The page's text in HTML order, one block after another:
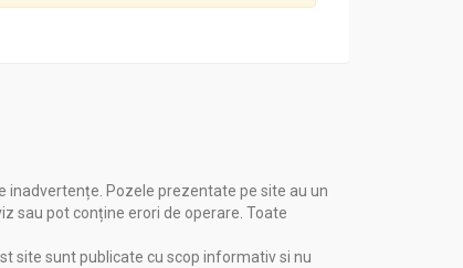
Pozele prezentate pe site au un
sau pot conține erori de operare. Toate
site sunt publicate cu scop informativ si nu